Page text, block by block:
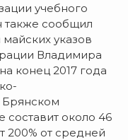
учебного
также сообщил
указов
Владимира
конец 2017 года
Брянском
составит около 46
200% от средней